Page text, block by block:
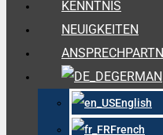
KENNTNIS
NEUIGKEITEN
GERMAN
English
French